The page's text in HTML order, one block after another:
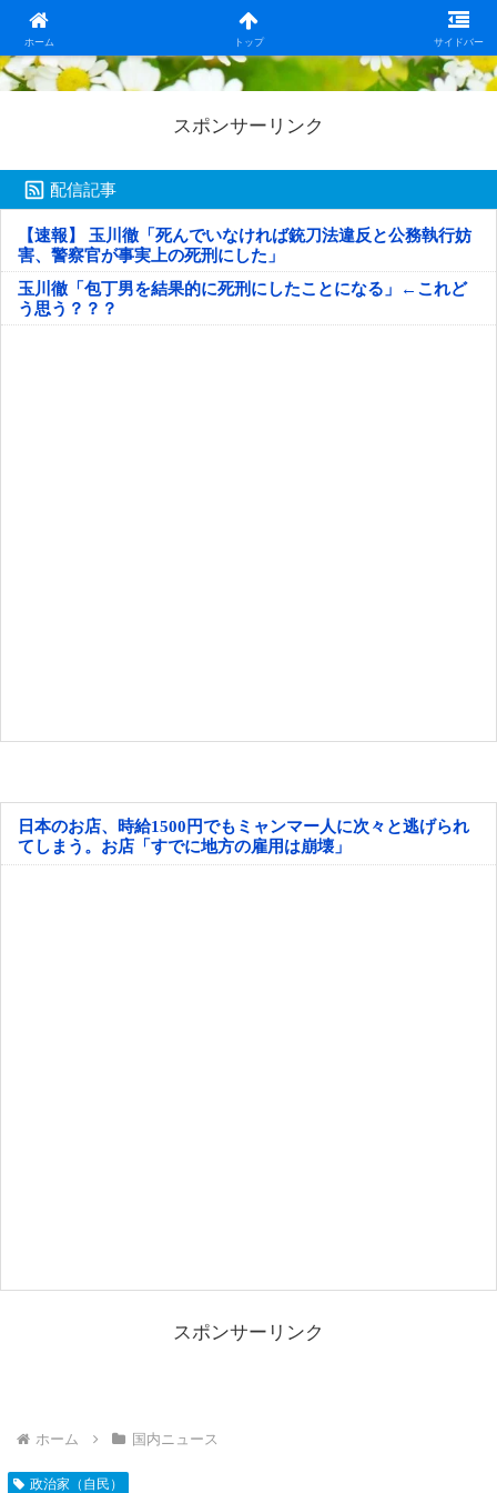
ホーム トップ サイドバー
日本第一！ニュース録
スポンサーリンク
配信記事
【速報】 玉川徹「死んでいなければ銃刀法違反と公務執行妨
害、警察官が事実上の死刑にした」
玉川徹「包丁男を結果的に死刑にしたことになる」←これど
う思う？？？
日本のお店、時給1500円でもミャンマー人に次々と逃げられ
てしまう。お店「すでに地方の雇用は崩壊」
スポンサーリンク
ホーム 国内ニュース
政治家（自民）